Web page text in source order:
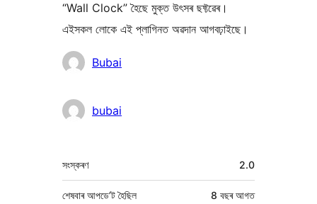
“Wall Clock” হৈছে মুক্ত উৎসৰ ছফ্টৱেৰ।
এইসকল লোকে এই প্লাগিনত অৱদান আগবঢ়াইছে।
অৱদানকাৰীসকল
Bubai
bubai
মেটা 2.0
সংস্কৰণ
8 বছৰআগত
শেষবাৰ আপডে’ট হৈছিল